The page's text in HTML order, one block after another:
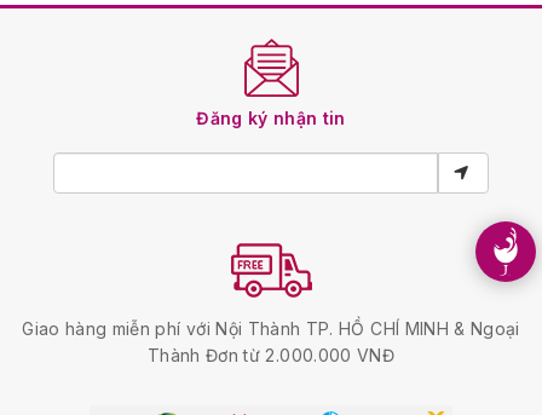
Đăng ký nhận tin
Giao hàng miễn phí với Nội Thành TP. HỒ CHÍ MINH & Ngoại
Thành Đơn từ 2.000.000 VNĐ